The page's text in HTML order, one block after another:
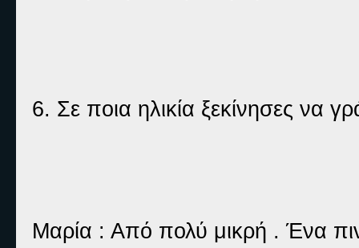
6. Σε ποια ηλικία ξεκίνησες να
Μαρία : Από πολύ μικρή . Ένα